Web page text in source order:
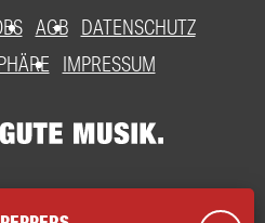
AGB DATENSCHUTZ
IMPRESSUM